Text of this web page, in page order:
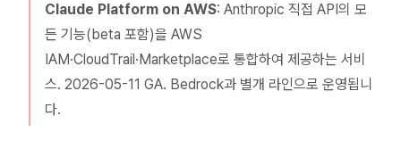
Claude Platform on AWS: Anthropic 직접 API의 모
든 기능(beta 포함)을 AWS
IAM·CloudTrail·Marketplace로 통합하여 제공하는 서비
스. 2026-05-11 GA. Bedrock과 별개 라인으로 운영됩니
다.